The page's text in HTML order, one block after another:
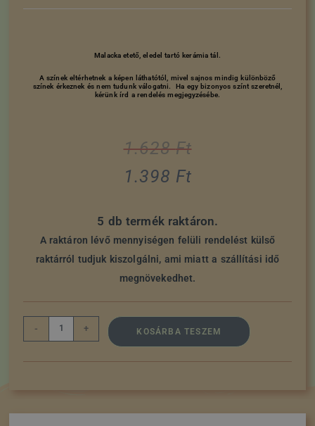
Malacka etető, eledel tartó kerámia tál.
A színek eltérhetnek a képen láthatótól, mivel sajnos mindig különböző
színek érkeznek és nem tudunk válogatni. Ha egy bizonyos színt szeretnél,
kérünk írd a rendelés megjegyzésébe.
1.628Ft
1.398 Ft
5 db termék raktáron.
A raktáron lévő mennyiségen felüli rendelést külső
raktárról tudjuk kiszolgálni, ami miatt a szállítási idő
megnövekedhet.
- + KOSÁRBA TESZEM